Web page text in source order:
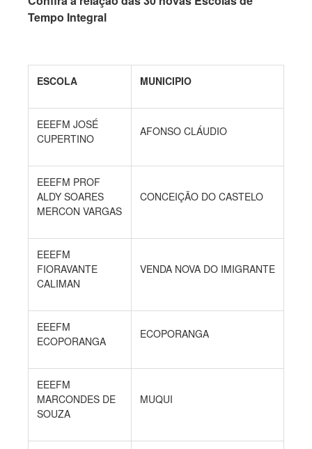
Tempo Integral
ESCOLA MUNICIPIO
EEEFM JOSÉ
CUPERTINO
AFONSO CLÁUDIO
EEEFM PROF
ALDY SOARES
MERCON VARGAS
CONCEIÇÃO DO CASTELO
EEEFM
FIORAVANTE
CALIMAN
VENDA NOVA DO IMIGRANTE
EEEFM
ECOPORANGA
ECOPORANGA
EEEFM
MARCONDES DE
SOUZA
MUQUI